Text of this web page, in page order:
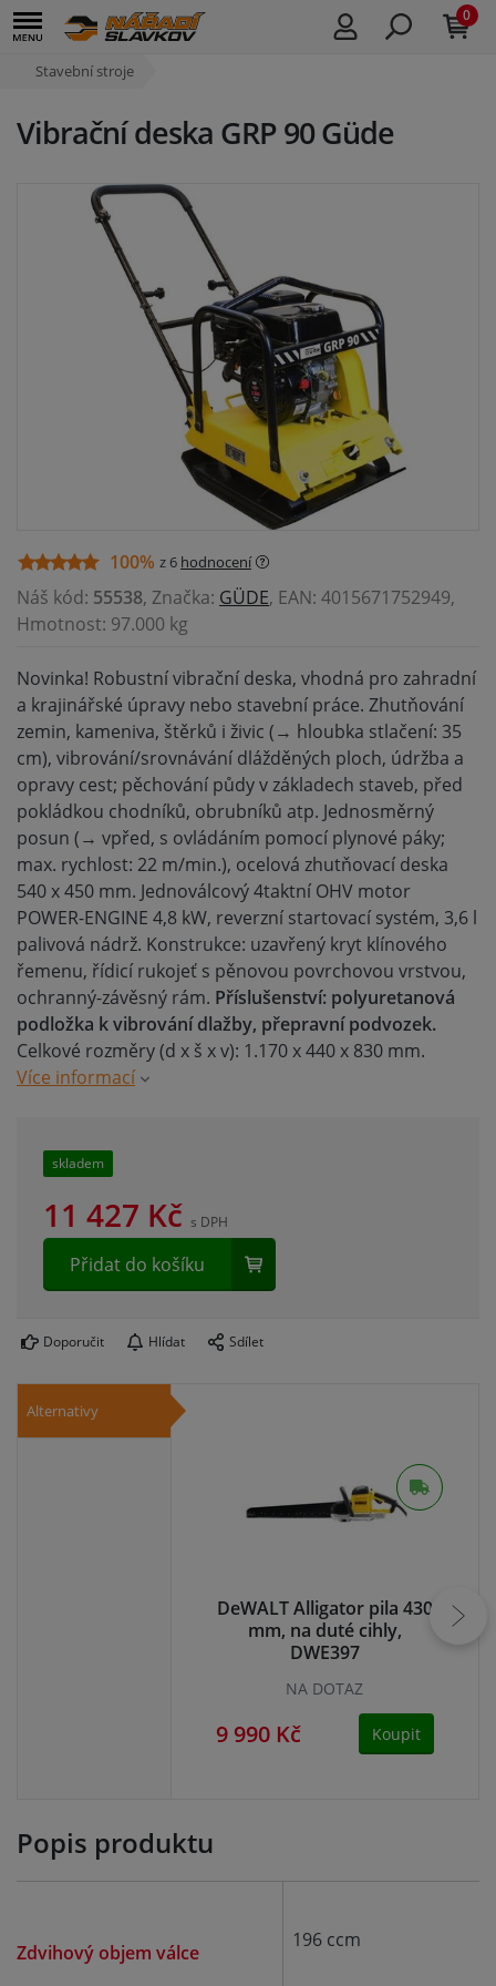
0
Stavební stroje
Vibrační deska GRP 90 Güde
100% z 6 hodnocení
Náš kód: 55538, Značka: GÜDE, EAN: 4015671752949,
Hmotnost: 97.000 kg
Novinka! Robustní vibrační deska, vhodná pro zahradní
a krajinářské úpravy nebo stavební práce. Zhutňování
zemin, kameniva, štěrků i živic (→ hloubka stlačení: 35
cm), vibrování/srovnávání dlážděných ploch, údržba a
opravy cest; pěchování půdy v základech staveb, před
pokládkou chodníků, obrubníků atp. Jednosměrný
posun (→ vpřed, s ovládáním pomocí plynové páky;
max. rychlost: 22 m/min.), ocelová zhutňovací deska
540 x 450 mm. Jednoválcový 4taktní OHV motor
POWER-ENGINE 4,8 kW, reverzní startovací systém, 3,6 l
palivová nádrž. Konstrukce: uzavřený kryt klínového
řemenu, řídicí rukojeť s pěnovou povrchovou vrstvou,
ochranný-závěsný rám. Příslušenství: polyuretanová
podložka k vibrování dlažby, přepravní podvozek.
Celkové rozměry (d x š x v): 1.170 x 440 x 830 mm.
Více informací
skladem
11 427 Kč s DPH
Přidat do košíku
Doporučit Hlídat Sdílet
Alternativy
DeWALT Alligator pila 430
mm, na duté cihly,
DWE397
NA DOTAZ
9 990 Kč Koupit
Popis produktu
Zdvihový objem válce
196 ccm